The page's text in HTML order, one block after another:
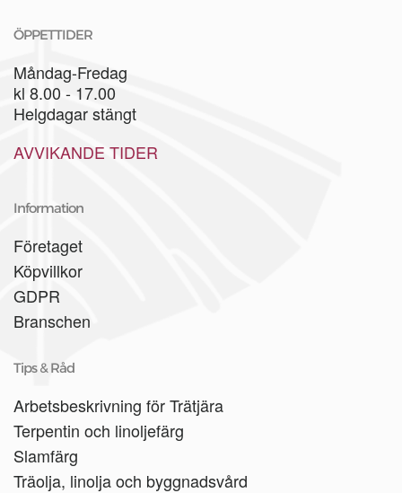
ÖPPETTIDER
Måndag-Fredag
kl 8.00 - 17.00
Helgdagar stängt
AVVIKANDE TIDER
Information
Företaget
Köpvillkor
GDPR
Branschen
Tips & Råd
Arbetsbeskrivning för Trätjära
Terpentin och linoljefärg
Slamfärg
Träolja, linolja och byggnadsvård